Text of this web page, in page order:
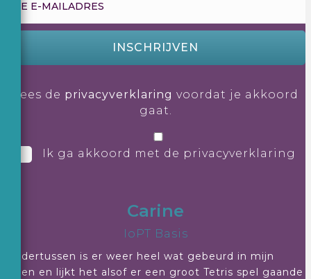
INSCHRIJVEN
Lees de privacyverklaring voordat je akkoord
gaat.
Ik ga akkoord met de privacyverklaring
Carine
IoPT Basis
Ondertussen is er weer heel wat gebeurd in mijn
leven en lijkt het alsof er een groot Tetris spel gaande